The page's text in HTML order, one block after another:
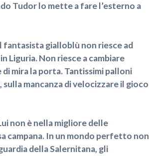
Tudor lo mette a fare l’esterno a
fantasista gialloblù non riesce ad
Liguria. Non riesce a cambiare
mira la porta. Tantissimi palloni
mancanza di velocizzare il gioco
non è nella migliore delle
campana. In un mondo perfetto non
della Salernitana, gli